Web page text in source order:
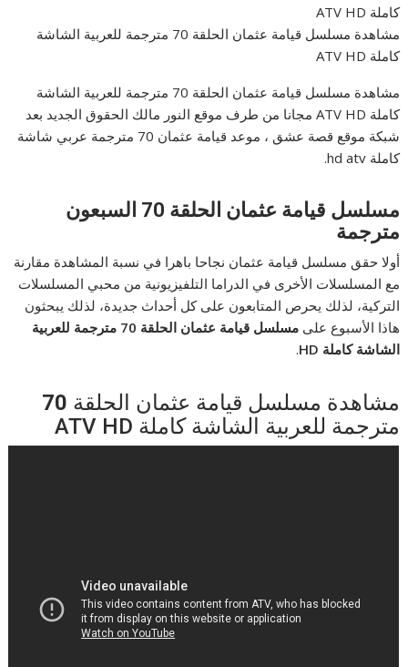
كاملة ATV HD
مشاهدة مسلسل قيامة عثمان الحلقة 70 مترجمة للعربية الشاشة
كاملة ATV HD
مشاهدة مسلسل قيامة عثمان الحلقة 70 مترجمة للعربية الشاشة
كاملة ATV HD مجانا من طرف موقع النور مالك الحقوق الجديد بعد
شبكة موقع قصة عشق ، موعد قيامة عثمان 70 مترجمة عربي شاشة
كاملة hd atv.
مسلسل قيامة عثمان الحلقة 70 السبعون
مترجمة
أولا حقق مسلسل قيامة عثمان نجاحا باهرا في نسبة المشاهدة مقارنة
مع المسلسلات الأخرى في الدراما التلفيزيونية من محبي المسلسلات
التركية، لذلك يحرص المتابعون على كل أحداث جديدة، لذلك يبحثون
هاذا الأسبوع على
مسلسل قيامة عثمان الحلقة 70 مترجمة للعربية
الشاشة كاملة HD
.
مشاهدة مسلسل قيامة عثمان الحلقة 70
مترجمة للعربية الشاشة كاملة ATV HD